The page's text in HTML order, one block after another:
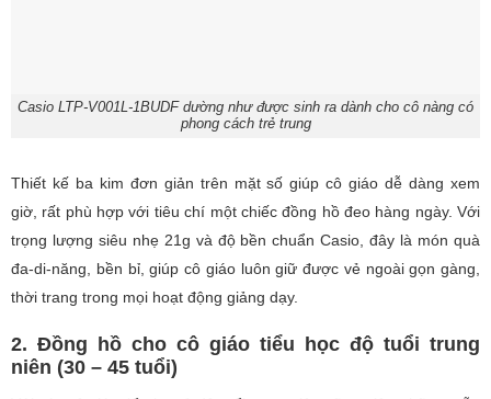
Casio LTP-V001L-1BUDF dường như được sinh ra dành cho cô nàng có
phong cách trẻ trung
Thiết kế ba kim đơn giản trên mặt số giúp cô giáo dễ dàng xem
giờ, rất phù hợp với tiêu chí một chiếc đồng hồ đeo hàng ngày. Với
trọng lượng siêu nhẹ 21g và độ bền chuẩn Casio, đây là món quà
đa-di-năng, bền bỉ, giúp cô giáo luôn giữ được vẻ ngoài gọn gàng,
thời trang trong mọi hoạt động giảng dạy.
2. Đồng hồ cho cô giáo tiểu học độ tuổi trung
niên (30 – 45 tuổi)